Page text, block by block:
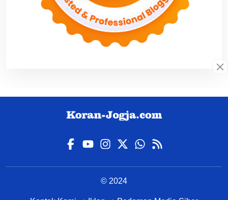
© 2024